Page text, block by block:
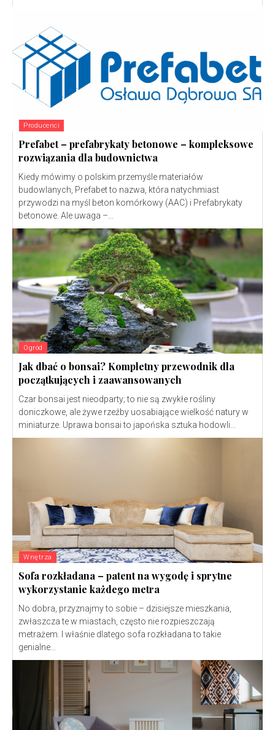
Producenci
Prefabet – prefabrykaty betonowe – kompleksowe
rozwiązania dla budownictwa
Kiedy mówimy o polskim przemyśle materiałów
budowlanych, Prefabet to nazwa, która natychmiast
przywodzi na myśl beton komórkowy (AAC) i Prefabrykaty
betonowe. Ale uwaga –...
Ogród
Jak dbać o bonsai? Kompletny przewodnik dla
początkujących i zaawansowanych
Czar bonsai jest nieodparty; to nie są zwykłe rośliny
doniczkowe, ale żywe rzeźby uosabiające wielkość natury w
miniaturze. Uprawa bonsai to japońska sztuka hodowli...
Wnętrza
Sofa rozkładana – patent na wygodę i sprytne
wykorzystanie każdego metra
No dobra, przyznajmy to sobie – dzisiejsze mieszkania,
zwłaszcza te w miastach, często nie rozpieszczają
metrażem. I właśnie dlatego sofa rozkładana to takie
genialne...